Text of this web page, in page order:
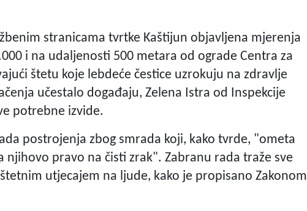
stranicama tvrtke Kaštijun objavljena mjerenja
i na udaljenosti 500 metara od ograde Centra za
štetu koje lebdeće čestice uzrokuju na zdravlje
učestalo događaju, Zelena Istra od Inspekcije
potrebne izvide.
postrojenja zbog smrada koji, kako tvrde, "ometa
pravo na čisti zrak". Zabranu rada traže sve
utjecajem na ljude, kako je propisano Zakonom